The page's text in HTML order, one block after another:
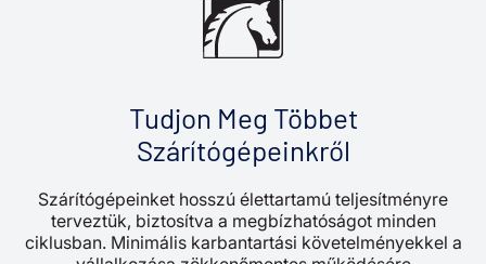
Tudjon Meg Többet
Szárítógépeinkről
Szárítógépeinket hosszú élettartamú teljesítményre
terveztük, biztosítva a megbízhatóságot minden
ciklusban. Minimális karbantartási követelményekkel a